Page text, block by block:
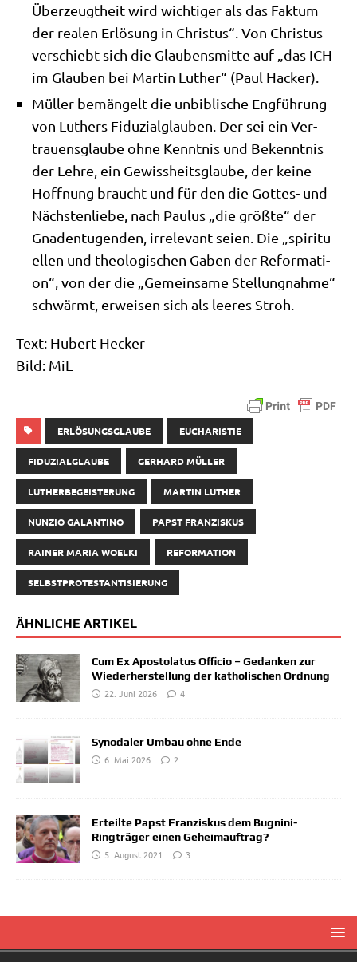
Über­zeugt­heit wird wich­ti­ger als das Fak­tum
der rea­len Erlö­sung in Chri­stus“. Von Chri­stus
ver­schiebt sich die Glau­bens­mit­te auf „das ICH
im Glau­ben bei Mar­tin Luther“ (Paul Hacker).
Mül­ler bemän­gelt die unbi­bli­sche Eng­füh­rung
von Luthers Fidu­zi­al­glau­ben. Der sei ein Ver­
trau­ens­glau­be ohne Kennt­nis und Bekennt­nis
der Leh­re, ein Gewiss­heits­glau­be, der kei­ne
Hoff­nung braucht und für den die Got­tes- und
Näch­sten­lie­be, nach Pau­lus „die größ­te“ der
Gna­den­tu­gen­den, irrele­vant sei­en. Die „spi­ri­tu­
el­len und theo­lo­gi­schen Gaben der Refor­ma­ti­
on“, von der die „Gemein­sa­me Stel­lung­nah­me“
schwärmt, erwei­sen sich als lee­res Stroh.
Text: Hubert Hecker
Bild: MiL
ERLÖSUNGSGLAUBE EUCHARISTIE
FIDUZIALGLAUBE GERHARD MÜLLER
LUTHERBEGEISTERUNG MARTIN LUTHER
NUNZIO GALANTINO PAPST FRANZISKUS
RAINER MARIA WOELKI REFORMATION
SELBSTPROTESTANTISIERUNG
ÄHNLICHE ARTIKEL
Cum Ex Apostolatus Officio – Gedanken zur
Wiederherstellung der katholischen Ordnung
22. Juni 2026
4
Synodaler Umbau ohne Ende
6. Mai 2026
2
Erteilte Papst Franziskus dem Bugnini-
Ringträger einen Geheimauftrag?
5. August 2021
3